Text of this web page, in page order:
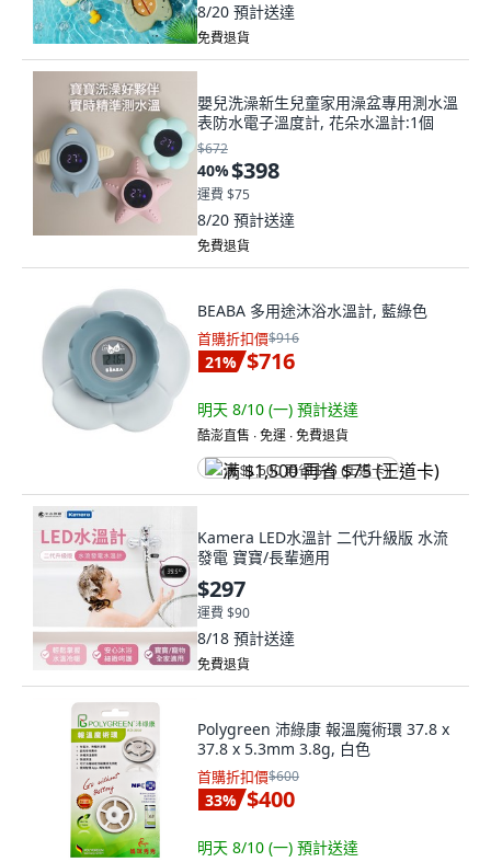
8/20 預計送達
免費退貨
嬰兒洗澡新生兒童家用澡盆專用測水溫
表防水電子溫度計, 花朵水溫計:1個
$672
40%$398
運費 $75
8/20 預計送達
免費退貨
BEABA 多用途沐浴水溫計, 藍綠色
首購折扣價$916
21% $716
明天 8/10 (一) 預計送達
酷澎直售 ∙ 免運 ∙ 免費退貨
满 $1,500 再省 $75 (王道卡)
Kamera LED水溫計 二代升級版 水流
發電 寶寶/長輩適用
$297
運費 $90
8/18 預計送達
免費退貨
Polygreen 沛綠康 報溫魔術環 37.8 x
37.8 x 5.3mm 3.8g, 白色
首購折扣價$600
33% $400
明天 8/10 (一) 預計送達